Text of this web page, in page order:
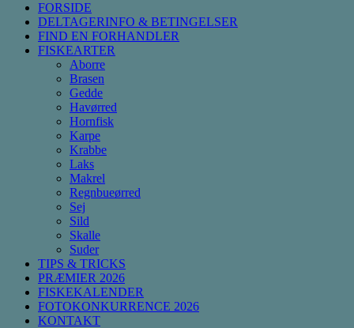
FORSIDE
DELTAGERINFO & BETINGELSER
FIND EN FORHANDLER
FISKEARTER
Aborre
Brasen
Gedde
Havørred
Hornfisk
Karpe
Krabbe
Laks
Makrel
Regnbueørred
Sej
Sild
Skalle
Suder
TIPS & TRICKS
PRÆMIER 2026
FISKEKALENDER
FOTOKONKURRENCE 2026
KONTAKT